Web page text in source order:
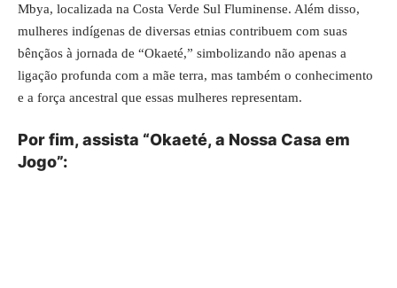
Mbya, localizada na Costa Verde Sul Fluminense. Além disso,
mulheres indígenas de diversas etnias contribuem com suas
bênçãos à jornada de “Okaeté,” simbolizando não apenas a
ligação profunda com a mãe terra, mas também o conhecimento
e a força ancestral que essas mulheres representam.
Por fim, assista “Okaeté, a Nossa Casa em
Jogo”: